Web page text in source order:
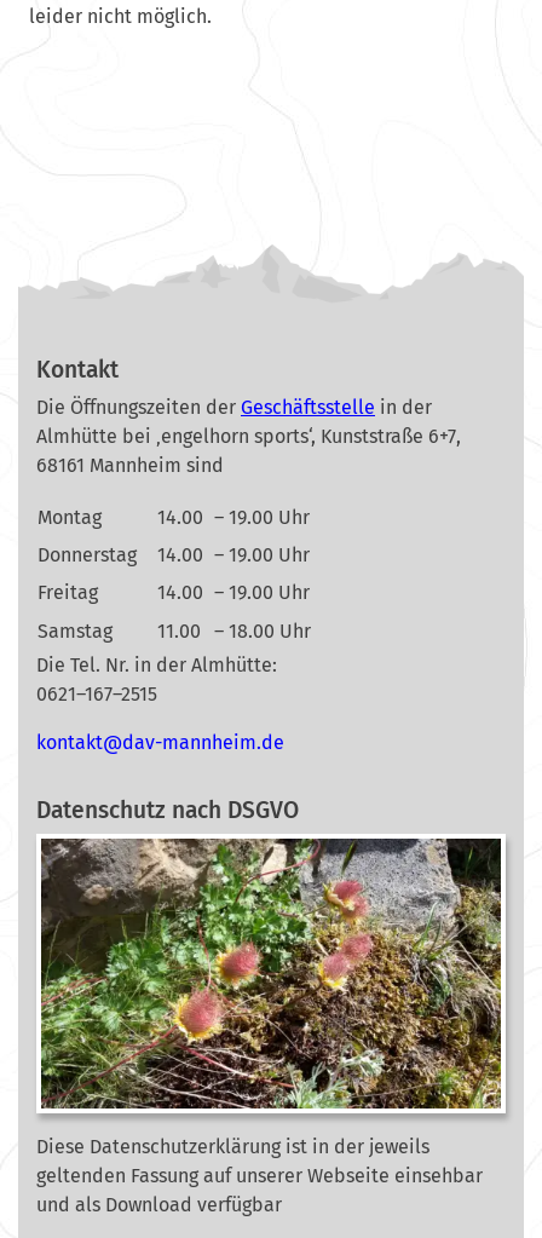
leider nicht möglich.
Kontakt
Die Öffnungszeiten der Geschäftsstelle in der
Almhütte bei ‚engelhorn sports‘, Kunststraße 6+7,
68161 Mannheim sind
Montag 14.00 – 19.00 Uhr
Donnerstag
14.00 – 19.00 Uhr
Freitag
14.00 – 19.00 Uhr
Samstag
11.00
– 18.00 Uhr
Die Tel. Nr. in der Almhütte:
0621–167–2515
ed.mi
ehnna
m-vad
@tkat
nok
Datenschutz nach DSGVO
Diese Datenschutzerklärung ist in der jeweils
geltenden Fassung auf unserer Webseite einsehbar
und als Download verfügbar